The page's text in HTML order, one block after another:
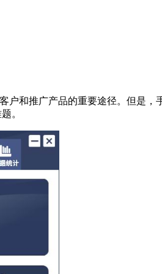
和推广产品的重要途径。但是
。